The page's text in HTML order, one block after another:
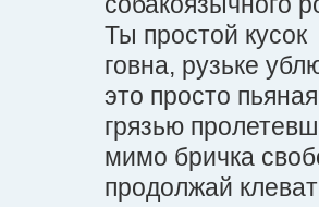
Ты простой кусок
говна, рузьке
это просто
грязью
мимо бричка
продолжай